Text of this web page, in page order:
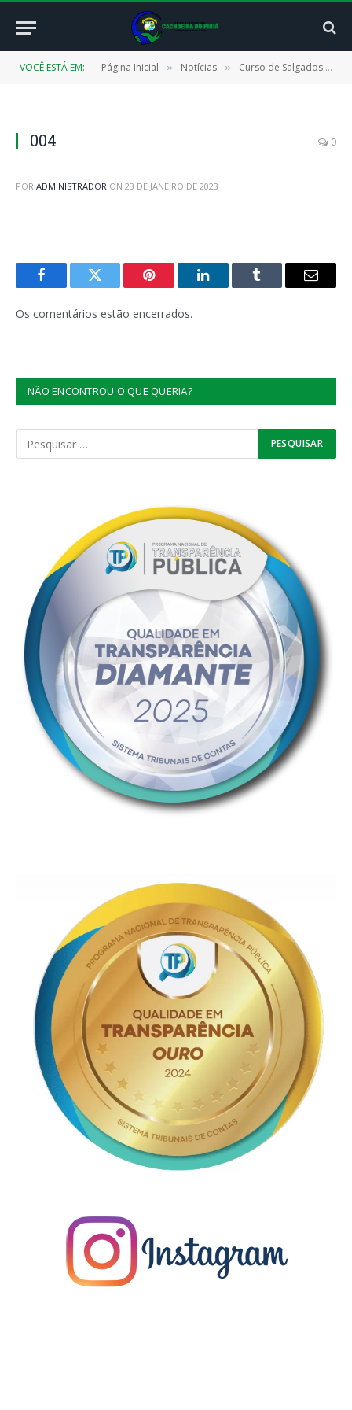
VOCÊ ESTÁ EM: Página Inicial » Notícias » Curso de Salgados e Lanchonete qualifica participantes para o mercado de trabalho em Cachoeira do Piriá
004 0
POR ADMINISTRADOR ON 23 DE JANEIRO DE 2023
FacebookTwitter Pinterest LinkedInTumblr
E-
Os comentários estão encerrados.
NÃO ENCONTROU O QUE QUERIA?